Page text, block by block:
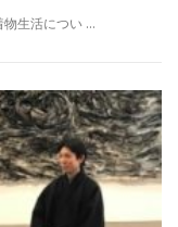
物生活につい …